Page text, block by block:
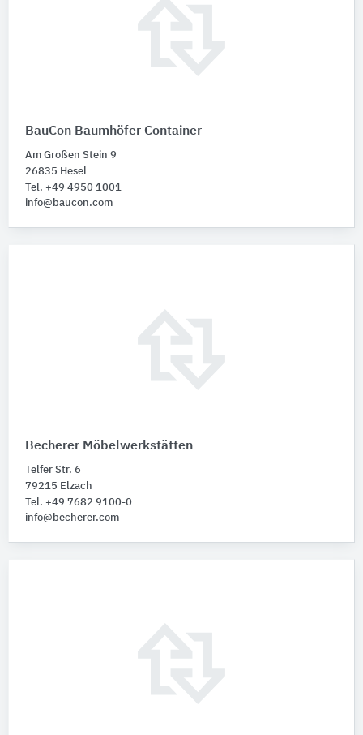
BauCon Baumhöfer Container
Am Großen Stein 9
26835 Hesel
Tel. +49 4950 1001
info@baucon.com
Becherer Möbelwerkstätten
Telfer Str. 6
79215 Elzach
Tel. +49 7682 9100-0
info@becherer.com